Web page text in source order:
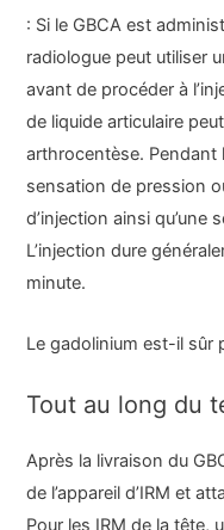
: Si le GBCA est
radiologue peut utiliser
avant de procéder à
de liquide articulaire
arthrocentèse. Pendant
sensation de pression
d’injection ainsi
L’injection dure
minute.
Le gadolinium est-il sûr
Tout au long du
Après la livraison du
de l’appareil d’IRM et
Pour les IRM de la tête,